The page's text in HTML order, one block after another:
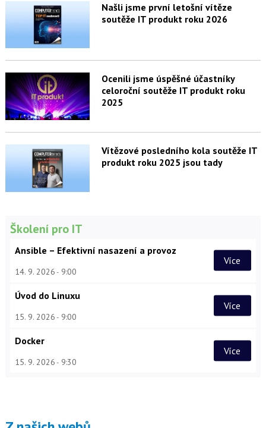
Našli jsme první letošní vítěze
soutěže IT produkt roku 2026
Ocenili jsme úspěšné účastníky
celoroční soutěže IT produkt roku
2025
Vítězové posledního kola soutěže IT
produkt roku 2025 jsou tady
Školení pro IT
Ansible – Efektivní nasazení a provoz
14. 9. 2026 9:00
Více
Úvod do Linuxu
15. 9. 2026 9:00
Více
Docker
15. 9. 2026 9:30
Více